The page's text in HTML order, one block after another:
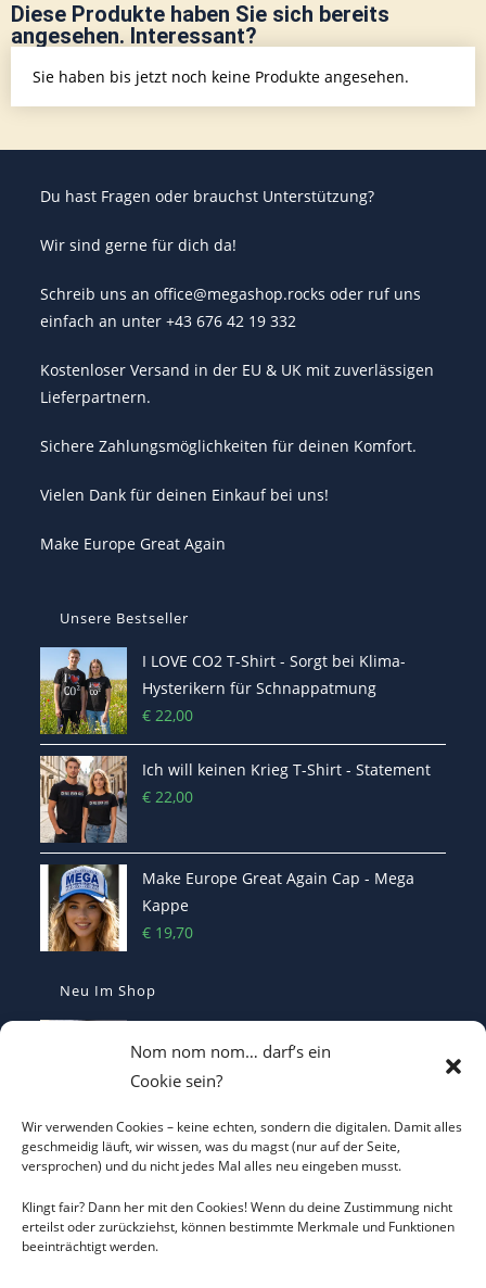
Nom nom nom… darf’s ein
Cookie sein?
Wir verwenden Cookies – keine echten, sondern die digitalen. Damit alles
geschmeidig läuft, wir wissen, was du magst (nur auf der Seite,
versprochen) und du nicht jedes Mal alles neu eingeben musst.
Klingt fair? Dann her mit den Cookies! Wenn du deine Zustimmung nicht
erteilst oder zurückziehst, können bestimmte Merkmale und Funktionen
beeinträchtigt werden.
Diese Produkte haben Sie sich bereits
angesehen. Interessant?
Sie haben bis jetzt noch keine Produkte angesehen.
Du hast Fragen oder brauchst Unterstützung?
Wir sind gerne für dich da!
Schreib uns an office@megashop.rocks oder ruf uns
einfach an unter +43 676 42 19 332
Kostenloser Versand in der EU & UK mit zuverlässigen
Lieferpartnern.
Sichere Zahlungsmöglichkeiten für deinen Komfort.
Vielen Dank für deinen Einkauf bei uns!
Make Europe Great Again
Unsere Bestseller
I LOVE CO2 T-Shirt - Sorgt bei Klima-
Hysterikern für Schnappatmung
€ 22,00
Ich will keinen Krieg T-Shirt - Statement
€ 22,00
Make Europe Great Again Cap - Mega
Kappe
€ 19,70
Neu Im Shop
Kaffetasse - Motiviert in den Morgen
€16,70
Heterodoxer Extremist - Das provokante
T-Shirt
I LOVE CO2 T-Shirt - Sorgt bei Klima-